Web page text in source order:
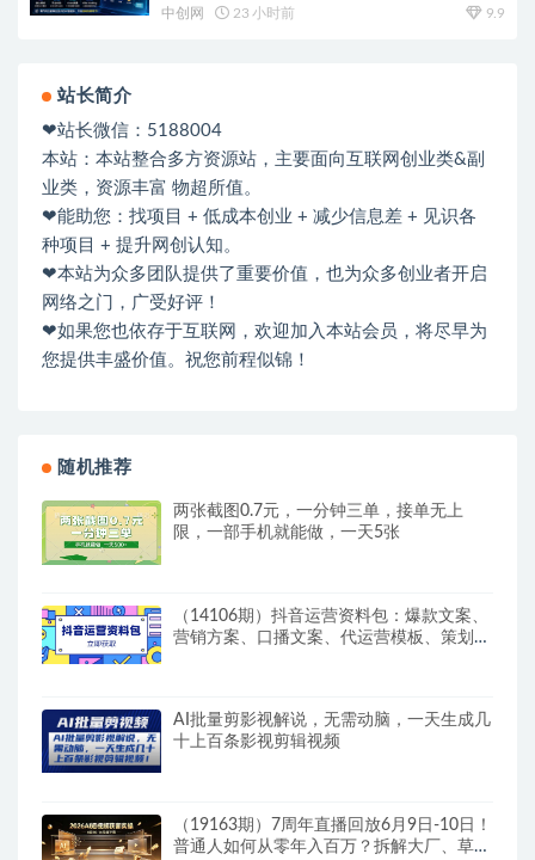
中创网 23 小时前 9.9
站长简介
❤站长微信：5188004
本站：本站整合多方资源站，主要面向互联网创业类&副
业类，资源丰富 物超所值。
❤能助您：找项目 + 低成本创业 + 减少信息差 + 见识各
种项目 + 提升网创认知。
❤本站为众多团队提供了重要价值，也为众多创业者开启
网络之门，广受好评！
❤如果您也依存于互联网，欢迎加入本站会员，将尽早为
您提供丰盛价值。祝您前程似锦！
随机推荐
两张截图0.7元，一分钟三单，接单无上
限，一部手机就能做，一天5张
（14106期）抖音运营资料包：爆款文案、
营销方案、口播文案、代运营模板、策划方
AI批量剪影视解说，无需动脑，一天生成几
十上百条影视剪辑视频
（19163期）7周年直播回放6月9日-10日！
普通人如何从零年入百万？拆解大厂、草